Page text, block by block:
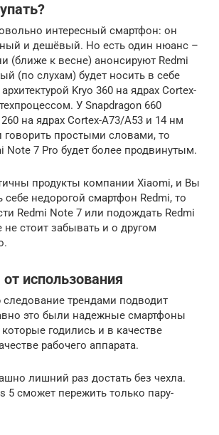
интересный смартфон: он
и дешёвый. Но есть один нюанс –
(ближе к весне) анонсируют Redmi
(по слухам) будет носить в себе
Kryo 360 на ядрах Cortex-
У Snapdragon 660
260 на ядрах Cortex-A73/A53 и 14 нм
говорить простыми словами, то
Note 7 Pro будет более продвинутым.
продукты компании Xiaomi, и Вы
себе недорогой смартфон Redmi, то
Redmi Note 7 или подождать Redmi
не стоит забывать и о другом
использования
трендами подводит
это были надежные смартфоны
годились и в качестве
рабочего аппарата.
лишний раз достать без чехла.
5 сможет пережить только пару-